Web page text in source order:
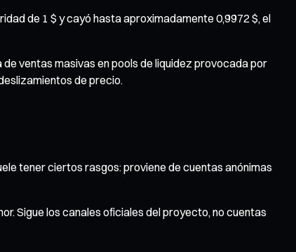
de 1 $ y cayó hasta aproximadamente 0,9972 $, el
ventas masivas en pools de liquidez provocada por
de precio.
tener ciertos rasgos: proviene de cuentas anónimas
Sigue los canales oficiales del proyecto, no cuentas